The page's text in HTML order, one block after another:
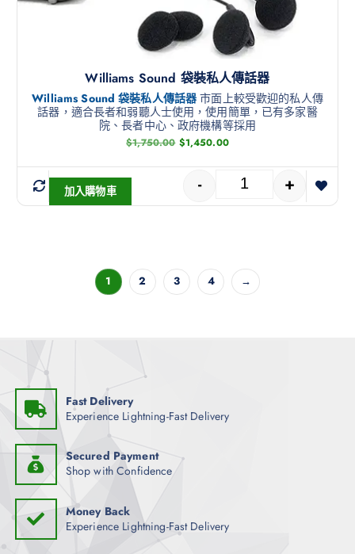
Williams Sound 袋裝私人傳話器
Williams Sound 袋裝私人傳話器市面上較受歡迎的私人傳
話器，適合長者和弱聽人士使用，使用簡單，已有多家醫
院、長者中心、政府機構等採用
$1,750.00 $1,450.00
- +
加入購物車
1 2 3 4 →
Fast Delivery
Experience Lightning-Fast Delivery
Secured Payment
Shop with Confidence
Money Back
Experience Lightning-Fast Delivery